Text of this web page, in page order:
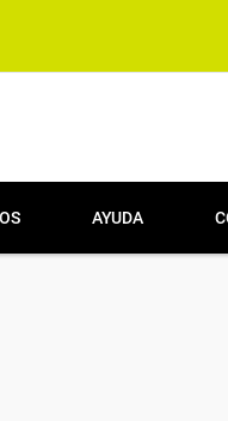
AYUDA